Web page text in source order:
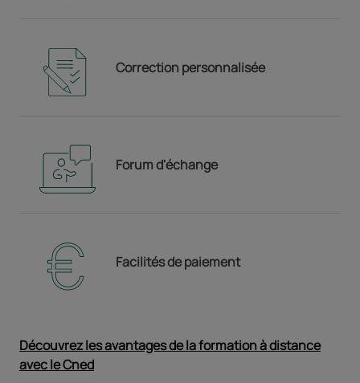
Correction personnalisée
Forum d'échange
Facilités de paiement
Découvrez les avantages de la formation à distance
avec le Cned